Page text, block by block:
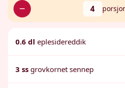
4
0.6 dl eplesidereddik
3 ss grovkornet sennep